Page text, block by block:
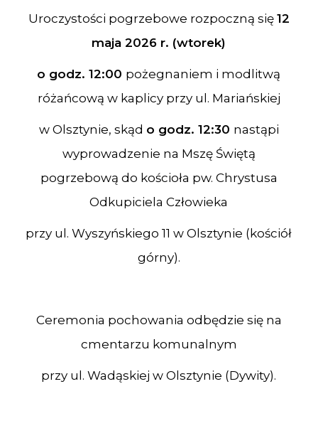
Uroczystości pogrzebowe rozpoczną się 12
maja 2026 r. (wtorek)
o godz. 12:00 pożegnaniem i modlitwą
różańcową w kaplicy przy ul. Mariańskiej
w Olsztynie, skąd o godz. 12:30 nastąpi
wyprowadzenie na Mszę Świętą
pogrzebową do kościoła pw. Chrystusa
Odkupiciela Człowieka
przy ul. Wyszyńskiego 11 w Olsztynie (kościół
górny).
Ceremonia pochowania odbędzie się na
cmentarzu komunalnym
przy ul. Wadąskiej w Olsztynie (Dywity).